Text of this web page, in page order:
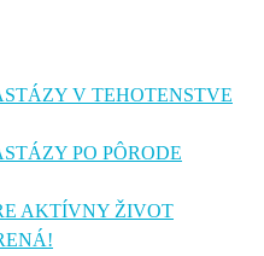
V TEHOTENSTVE
PO PÔRODE
AKTÍVNY ŽIVOT